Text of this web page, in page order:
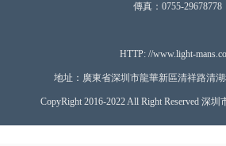
傳真：0755-29678778
HTTP: //www.light-
地址：廣東省深圳市龍華新區清祥路清
CopyRight 2016-2022 All Right Reserved 深